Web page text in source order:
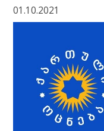
01.10.2021